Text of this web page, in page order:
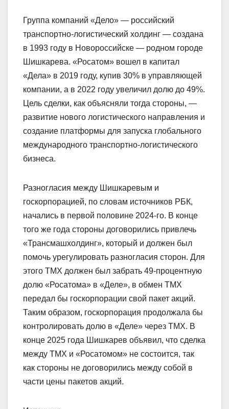
Группа компаний «Дело» — российский
транспортно-логистический холдинг — создана
в 1993 году в Новороссийске — родном городе
Шишкарева. «Росатом» вошел в капитал
«Дела» в 2019 году, купив 30% в управляющей
компании, а в 2022 году увеличил долю до 49%.
Цель сделки, как объясняли тогда стороны, —
развитие нового логистического направления и
создание платформы для запуска глобального
международного транспортно-логистического
бизнеса.
Разногласия между Шишкаревым и
госкорпорацией, по словам источников РБК,
начались в первой половине 2024-го. В конце
того же года стороны договорились привлечь
«Трансмашхолдинг», который и должен был
помочь урегулировать разногласия сторон. Для
этого ТМХ должен был забрать 49-процентную
долю «Росатома» в «Деле», в обмен ТМХ
передал бы госкорпорации свой пакет акций.
Таким образом, госкорпорация продолжала бы
контролировать долю в «Деле» через ТМХ. В
конце 2025 года Шишкарев объявил, что сделка
между ТМХ и «Росатомом» не состоится, так
как стороны не договорились между собой в
части цены пакетов акций.